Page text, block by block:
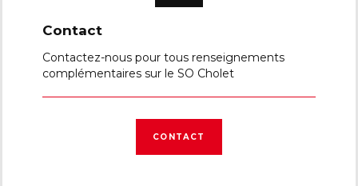
Contact
Contactez-nous pour tous renseignements
complémentaires sur le SO Cholet
CONTACT